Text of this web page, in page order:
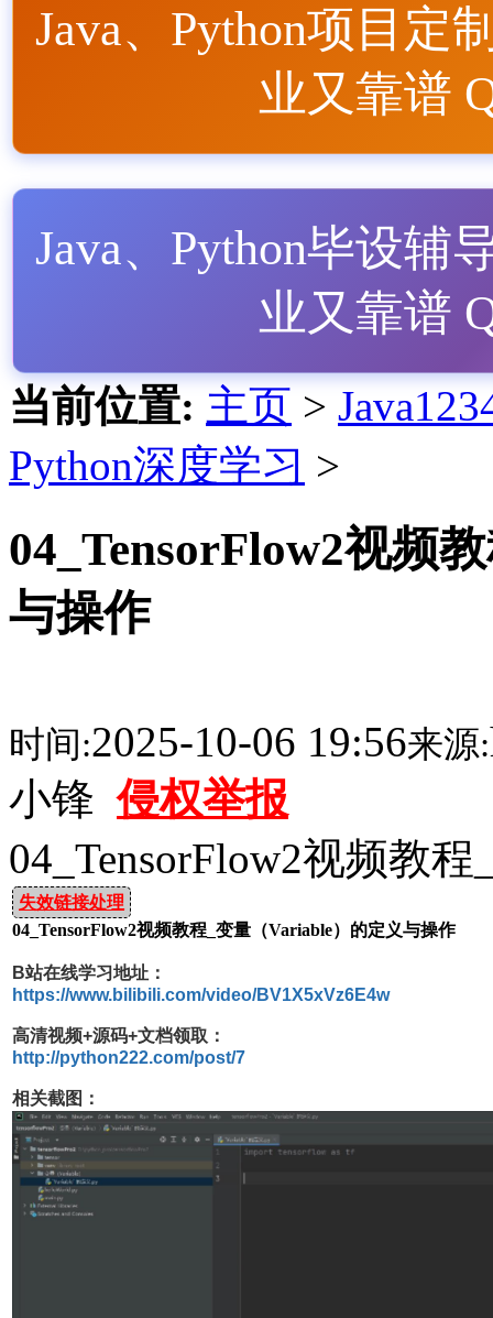
Java、Python项目定
业又靠谱
Java、Python毕设辅
业又靠谱
当前位置: 主页 >
Python深度学习 >
04_TensorFlow2视频
与操作
时间:2025-10-06 19:56来源:
小锋侵权举报
04_TensorFlow2视频教
失效链接处理
04_TensorFlow2视频教程_变量（Variable）的定义与操作
B站在线学习地址：
https://www.bilibili.com/video/BV1X5xVz6E4w
高清视频+源码+文档领取：
http://python222.com/post/7
相关截图：